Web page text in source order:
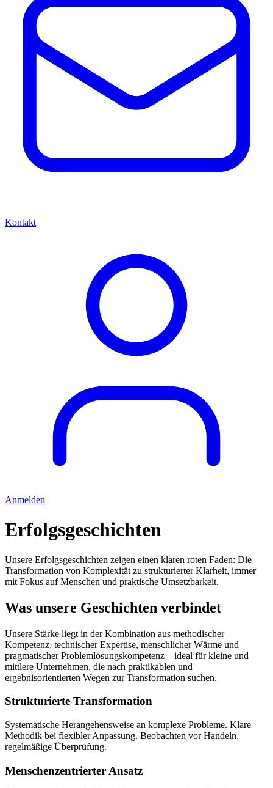
Kontakt
Anmelden
Erfolgsgeschichten
Unsere Erfolgsgeschichten zeigen einen klaren roten Faden: Die
Transformation von Komplexität zu strukturierter Klarheit, immer
mit Fokus auf Menschen und praktische Umsetzbarkeit.
Was unsere Geschichten verbindet
Unsere Stärke liegt in der Kombination aus methodischer
Kompetenz, technischer Expertise, menschlicher Wärme und
pragmatischer Problemlösungskompetenz – ideal für kleine und
mittlere Unternehmen, die nach praktikablen und
ergebnisorientierten Wegen zur Transformation suchen.
Strukturierte Transformation
Systematische Herangehensweise an komplexe Probleme. Klare
Methodik bei flexibler Anpassung. Beobachten vor Handeln,
regelmäßige Überprüfung.
Menschenzentrierter Ansatz